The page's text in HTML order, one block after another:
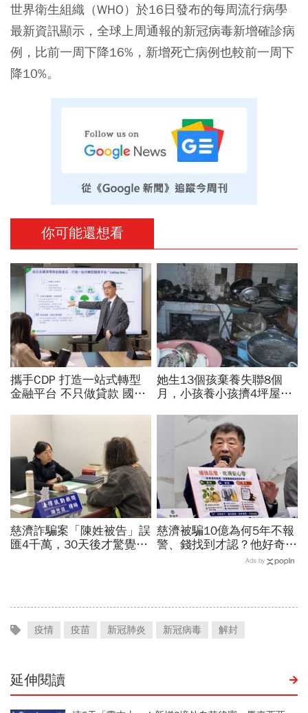
世界衛生組織（WHO）於16日發布的每周流行病學
最新資訊顯示，全球上周通報的新冠病毒新增確診病
例，比前一周下降16%，新增死亡病例也較前一周下
降10%。
你可能還想看
攜手CDP 打造一站式轉型
金融平台 不只做貸款 國泰
她生13個孩棄養失聯8個
月，小孩養小孩擠4坪屋…
們「請社會還我們平靜生
慈濟詐騙案「陳姓被告」誤
匯4千萬，30天後才驚覺：
慈濟被騙10億為何5年不報
警、錢找到才認？他好奇：
當年財報怎麼編…陳時中背
Ads by
疫情 疫苗 新冠肺炎 新冠病毒 解封
延伸閱讀